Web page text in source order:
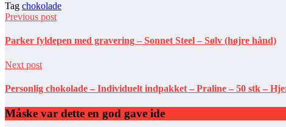
Tag chokolade
Previous post
Parker fyldepen med gravering – Sonnet Steel – Sølv (højre hånd)
Next post
Personlig chokolade – Individuelt indpakket – Praline – 50 stk –
Måske var dette en god gave ide